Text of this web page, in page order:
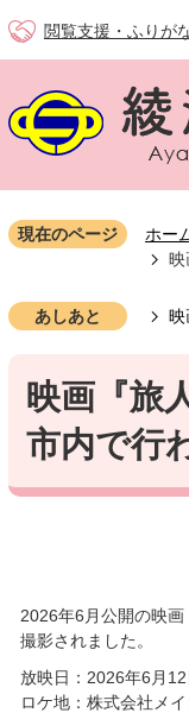
閲覧支援・ふりが
現在のページ ホー
映
あしあと 映
映画『旅
市内で行
2026年6月公開の映
撮影されました。
放映日：2026年6月
ロケ地：株式会社メ